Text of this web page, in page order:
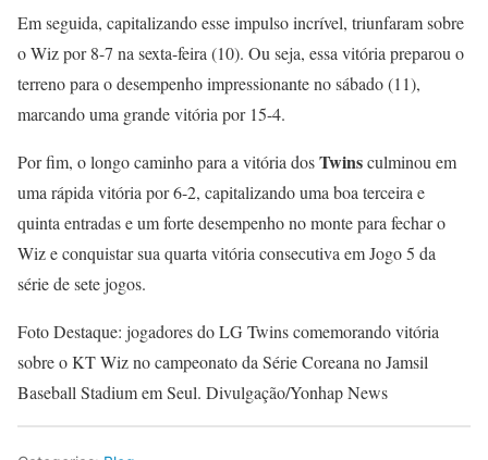
Em seguida, capitalizando esse impulso incrível, triunfaram sobre
o Wiz por 8-7 na sexta-feira (10). Ou seja, essa vitória preparou o
terreno para o desempenho impressionante no sábado (11),
marcando uma grande vitória por 15-4.
Por fim, o longo caminho para a vitória dosTwinsculminou em
uma rápida vitória por 6-2, capitalizando uma boa terceira e
quinta entradas e um forte desempenho no monte para fechar o
Wiz e conquistar sua quarta vitória consecutiva em Jogo 5 da
série de sete jogos.
Foto Destaque: jogadores do LG Twins comemorando vitória
sobre o KT Wiz no campeonato da Série Coreana no Jamsil
Baseball Stadium em Seul. Divulgação/Yonhap News